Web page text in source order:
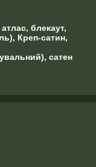
блекаут,
Креп-сатин,
сатен